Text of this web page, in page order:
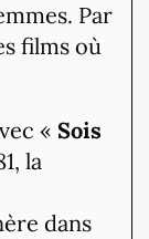
Par
films où
« Sois
la
dans